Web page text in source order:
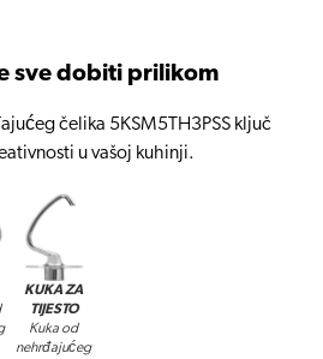
sve dobiti prilikom
čelika 5KSM5TH3PSS ključ
u vašoj kuhinji.
KUKA ZA
TIJESTO
Kuka od
nehrđajućeg